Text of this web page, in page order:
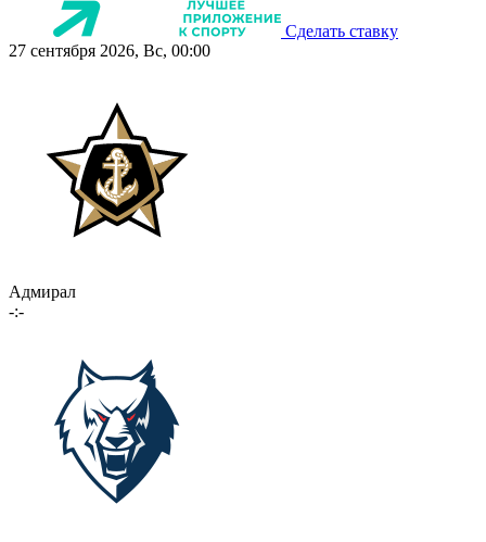
Сделать ставку
27 сентября 2026, Вс, 00:00
Адмирал
-:-